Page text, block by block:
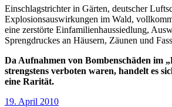
Einschlagstrichter in Gärten, deutscher
Explosionsauswirkungen im Wald,
eine zerstörte Einfamilienhaussiedlung,
Sprengdruckes an Häusern, Zäunen und
Da Aufnahmen von Bombenschäden im
strengstens verboten waren, handelt es
eine Rarität.
Veröffentlicht
19. April 2010